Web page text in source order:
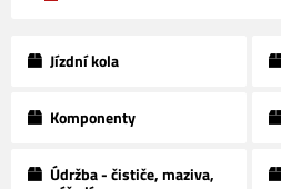
Jízdní kola
Komponenty
Údržba - čističe, maziva,